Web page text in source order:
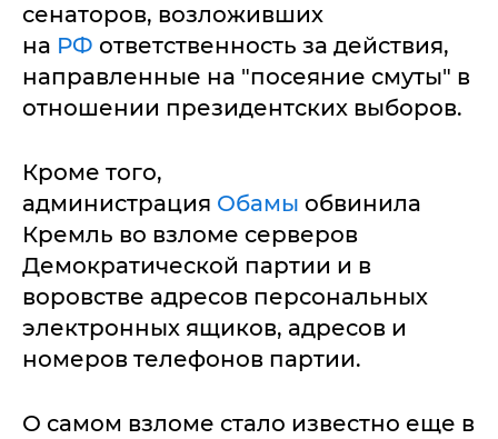
сенаторов, возложивших
на РФ ответственность за действия,
направленные на "посеяние смуты" в
отношении президентских выборов.
Кроме того,
администрация Обамы обвинила
Кремль во взломе серверов
Демократической партии и в
воровстве адресов персональных
электронных ящиков, адресов и
номеров телефонов партии.
О самом взломе стало известно еще в